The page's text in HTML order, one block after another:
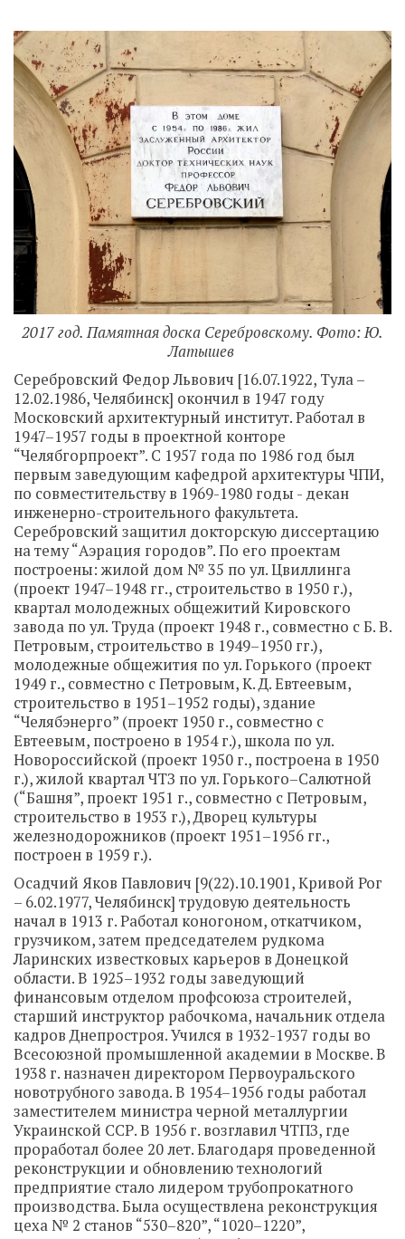
2017 год. Памятная доска Серебровскому. Фото: Ю.
Латышев
Серебровский Федор Львович [16.07.1922, Тула –
12.02.1986, Челябинск] окончил в 1947 году
Московский архитектурный институт. Работал в
1947–1957 годы в проектной конторе
“Челябгорпроект”. С 1957 года по 1986 год был
первым заведующим кафедрой архитектуры ЧПИ,
по совместительству в 1969-1980 годы - декан
инженерно-строительного факультета.
Серебровский защитил докторскую диссертацию
на тему “Аэрация городов”. По его проектам
построены: жилой дом № 35 по ул. Цвиллинга
(проект 1947–1948 гг., строительство в 1950 г.),
квартал молодежных общежитий Кировского
завода по ул. Труда (проект 1948 г., совместно с Б. В.
Петровым, строительство в 1949–1950 гг.),
молодежные общежития по ул. Горького (проект
1949 г., совместно с Петровым, К. Д. Евтеевым,
строительство в 1951–1952 годы), здание
“Челябэнерго” (проект 1950 г., совместно с
Евтеевым, построено в 1954 г.), школа по ул.
Новороссийской (проект 1950 г., построена в 1950
г.), жилой квартал ЧТЗ по ул. Горького–Салютной
(“Башня”, проект 1951 г., совместно с Петровым,
строительство в 1953 г.), Дворец культуры
железнодорожников (проект 1951–1956 гг.,
построен в 1959 г.).
Осадчий Яков Павлович [9(22).10.1901, Кривой Рог
– 6.02.1977, Челябинск] трудовую деятельность
начал в 1913 г. Работал коногоном, откатчиком,
грузчиком, затем председателем рудкома
Ларинских известковых карьеров в Донецкой
области. В 1925–1932 годы заведующий
финансовым отделом профсоюза строителей,
старший инструктор рабочкома, начальник отдела
кадров Днепростроя. Учился в 1932-1937 годы во
Всесоюзной промышленной академии в Москве. В
1938 г. назначен директором Первоуральского
новотрубного завода. В 1954–1956 годы работал
заместителем министра черной металлургии
Украинской ССР. В 1956 г. возглавил ЧТПЗ, где
проработал более 20 лет. Благодаря проведенной
реконструкции и обновлению технологий
предприятие стало лидером трубопрокатного
производства. Была осуществлена реконструкция
цеха № 2 станов “530–820”, “1020–1220”,